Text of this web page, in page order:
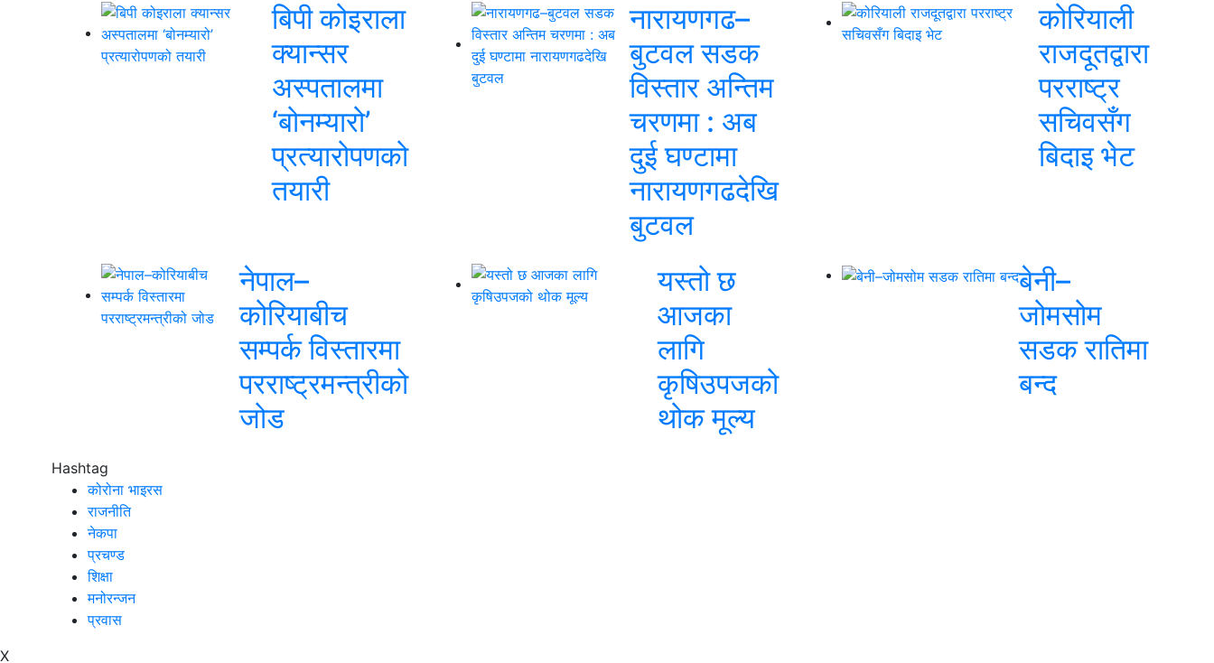
बिपी कोइराला
क्यान्सर
अस्पतालमा
‘बोनम्यारो’
प्रत्यारोपणको
तयारी
नारायणगढ–
बुटवल सडक
विस्तार अन्तिम
चरणमा : अब
दुई घण्टामा
नारायणगढदेखि
बुटवल
कोरियाली
राजदूतद्वारा
परराष्ट्र
सचिवसँग
बिदाइ भेट
नेपाल–
कोरियाबीच
सम्पर्क विस्तारमा
परराष्ट्रमन्त्रीको
जोड
यस्तो छ
आजका
लागि
कृषिउपजको
थोक मूल्य
बेनी–
जोमसोम
सडक रातिमा
बन्द
Hashtag
कोरोना भाइरस
राजनीति
नेकपा
प्रचण्ड
शिक्षा
मनोरन्जन
प्रवास
X